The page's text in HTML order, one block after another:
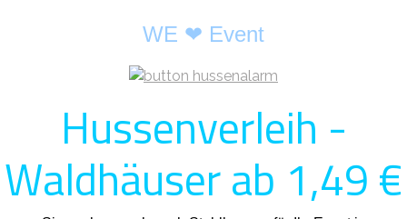
WE ❤ Event
Hussenverleih -
Waldhäuser ab 1,49 €